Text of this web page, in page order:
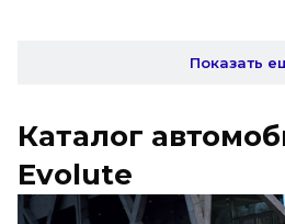
Показать
Каталог
Evolute